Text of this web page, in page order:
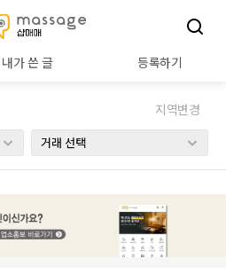
내가 쓴 글 등록하기
지역변경